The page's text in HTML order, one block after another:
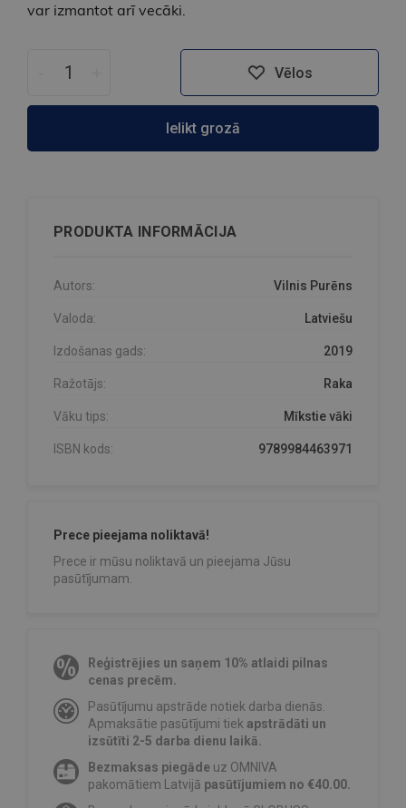
var izmantot arī vecāki.
Vēlos
Ielikt grozā
PRODUKTA INFORMĀCIJA
Autors: Vilnis Purēns
Valoda: Latviešu
Izdošanas gads: 2019
Ražotājs: Raka
Vāku tips: Mīkstie vāki
ISBN kods: 9789984463971
Prece pieejama noliktavā!
Prece ir mūsu noliktavā un pieejama Jūsu
pasūtījumam.
Reģistrējies un saņem 10% atlaidi pilnas
cenas precēm.
Pasūtījumu apstrāde notiek darba dienās.
Apmaksātie pasūtījumi tiekapstrādāti un
izsūtīti 2-5 darba dienu laikā.
Bezmaksas piegāde uz OMNIVA
pakomātiem Latvijā pasūtījumiem no €40.00.